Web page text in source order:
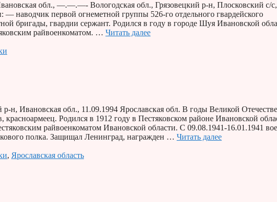
обл., —.—.—- Вологодская обл., Грязовецкий р-н, Плосковский с/
наводчик первой огнеметной группы 526-го отдельного гвардейского
бригады, гвардии сержант. Родился в году в городе Шуя Ивановской
райвоенкоматом. … Читать далее
Ивановская обл., 11.09.1994 Ярославская обл. В годы Великой
Родился в 1912 году в Пестяковском районе Ивановской
райвоенкоматом Ивановской области. С 09.08.1941-16.01.1941
полка. Защищал Ленинград, награжден … Читать далее
, Ярославская область